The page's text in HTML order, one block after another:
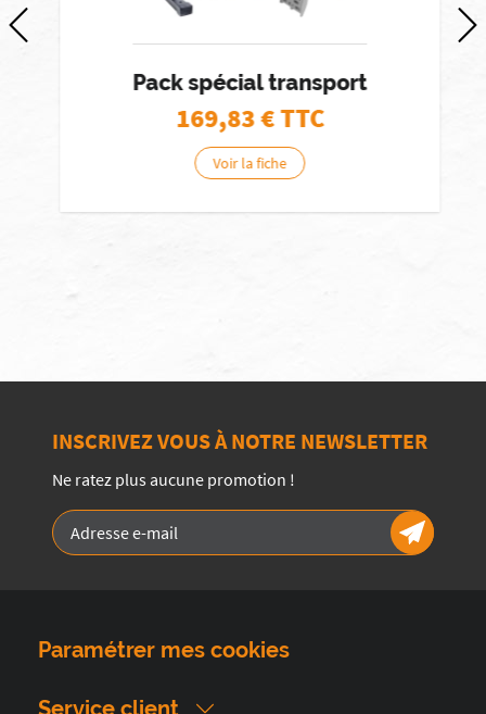
Pack spécial transport
169,83€ TTC
Voir la fiche
INSCRIVEZ VOUS À NOTRE NEWSLETTER
Ne ratez plus aucune promotion !
Paramétrer mes cookies
Service client